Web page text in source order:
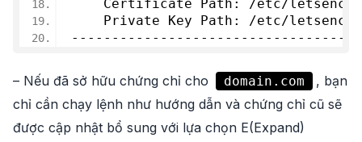
Certificate Path: /etc/
Private Key Path: /etc/
– Nếu đã sở hữu chứng chỉ cho domain.com
, bạn
chỉ cần chạy lệnh như hướng dẫn và chứng chỉ cũ sẽ
được cập nhật bổ sung với lựa chọn E(Expand)